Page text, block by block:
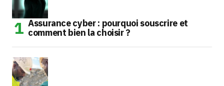
Assurance cyber : pourquoi souscrire et
comment bien la choisir ?